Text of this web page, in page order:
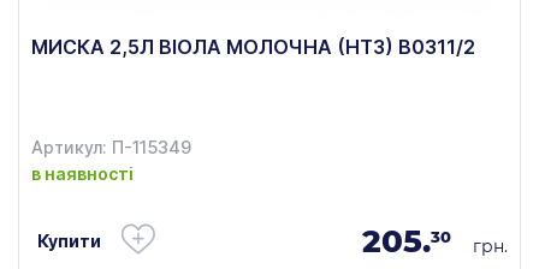
МИСКА 2,5Л ВІОЛА МОЛОЧНА (НТЗ) В0311/2
Артикул: П-115349
в наявності
Купити 205.30 грн.